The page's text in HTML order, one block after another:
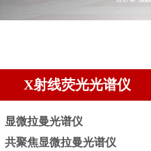
X射线荧光光谱仪
显微拉曼光谱仪
共聚焦显微拉曼光谱仪